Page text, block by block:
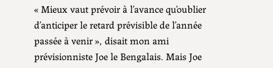
« Mieux vaut prévoir à l’avance qu’oublier
d’anticiper le retard prévisible de l’année
passée à venir », disait mon ami
prévisionniste Joe le Bengalais. Mais Joe